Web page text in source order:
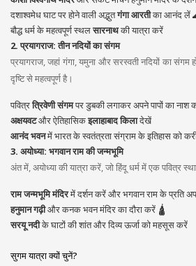
दशाश्वमेध घाट पर होने वाली अद्भुतगंगा आरतीका आनंद लें
बौद्ध धर्म के महत्वपूर्ण स्थलसारनाथकी यात्रा करें
2. प्रयागराज: तीन नदियों का संगम
प्रयागराज, जहां गंगा, यमुना और सरस्वती नदियों का संगम
दृष्टि से महत्वपूर्ण है।
पवित्रत्रिवेणी संगमपर डुबकी लगाकर अपने पापों का नाश
अक्षयवटऔर ऐतिहासिकइलाहाबाद किलादेखें
आनंद भवनमें भारत के स्वतंत्रता संग्राम के इतिहास को
3. अयोध्या: भगवान राम की जन्मभूमि
अंत में, अयोध्या की यात्रा करें, जो हिंदू धर्म में एक पवित्र
राम जन्मभूमि मंदिरमें दर्शन करें और भगवान राम के प्रति
हनुमान गढ़ीऔर कनक भवन मंदिर का दौरा करें 🛕
सरयू नदीके घाटों की शांत और दिव्य ऊर्जा को महसूस करें
सुगम यात्रा क्यों चुनें?